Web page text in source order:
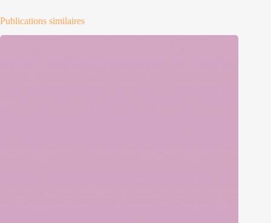
Publications similaires